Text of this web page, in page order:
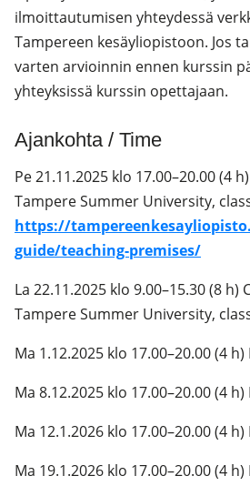
ilmoittautumisen yhteydessä
Tampereen kesäyliopistoon. Jos
varten arvioinnin ennen kurssin
yhteyksissä kurssin opettajaan.
Ajankohta / Time
Pe 21.11.2025 klo 17.00–20.00 (4
Tampere Summer University,
https://
guide/teaching-premises/
La 22.11.2025 klo 9.00–15.30 (8
Tampere Summer University,
Ma 1.12.2025 klo 17.00–20.00 (4
Ma 8.12.2025 klo 17.00–20.00 (4
Ma 12.1.2026 klo 17.00–20.00 (4
Ma 19.1.2026 klo 17.00–20.00 (4